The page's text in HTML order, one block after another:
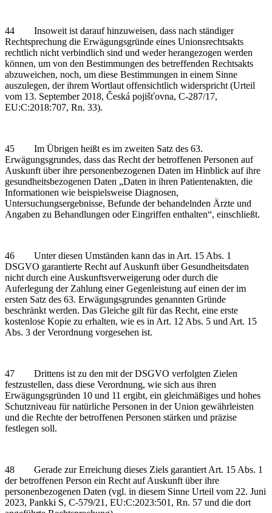
44 Insoweit ist darauf hinzuweisen, dass nach ständiger
Rechtsprechung die Erwägungsgründe eines Unionsrechtsakts
rechtlich nicht verbindlich sind und weder herangezogen werden
können, um von den Bestimmungen des betreffenden Rechtsakts
abzuweichen, noch, um diese Bestimmungen in einem Sinne
auszulegen, der ihrem Wortlaut offensichtlich widerspricht (Urteil
vom 13. September 2018, Česká pojišťovna, C‑287/17,
EU:C:2018:707, Rn. 33).
45 Im Übrigen heißt es im zweiten Satz des 63.
Erwägungsgrundes, dass das Recht der betroffenen Personen auf
Auskunft über ihre personenbezogenen Daten im Hinblick auf ihre
gesundheitsbezogenen Daten „Daten in ihren Patientenakten, die
Informationen wie beispielsweise Diagnosen,
Untersuchungsergebnisse, Befunde der behandelnden Ärzte und
Angaben zu Behandlungen oder Eingriffen enthalten“, einschließt.
46 Unter diesen Umständen kann das in Art. 15 Abs. 1
DSGVO garantierte Recht auf Auskunft über Gesundheitsdaten
nicht durch eine Auskunftsverweigerung oder durch die
Auferlegung der Zahlung einer Gegenleistung auf einen der im
ersten Satz des 63. Erwägungsgrundes genannten Gründe
beschränkt werden. Das Gleiche gilt für das Recht, eine erste
kostenlose Kopie zu erhalten, wie es in Art. 12 Abs. 5 und Art. 15
Abs. 3 der Verordnung vorgesehen ist.
47 Drittens ist zu den mit der DSGVO verfolgten Zielen
festzustellen, dass diese Verordnung, wie sich aus ihren
Erwägungsgründen 10 und 11 ergibt, ein gleichmäßiges und hohes
Schutzniveau für natürliche Personen in der Union gewährleisten
und die Rechte der betroffenen Personen stärken und präzise
festlegen soll.
48 Gerade zur Erreichung dieses Ziels garantiert Art. 15 Abs. 1
der betroffenen Person ein Recht auf Auskunft über ihre
personenbezogenen Daten (vgl. in diesem Sinne Urteil vom 22. Juni
2023, Pankki S, C‑579/21, EU:C:2023:501, Rn. 57 und die dort